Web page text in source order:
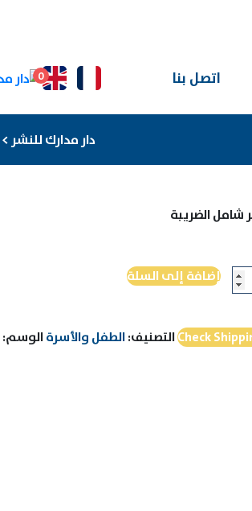
اتصل بنا 0
دار مدارك للنشر >
شامل الضريبة
إضافة إلى السلة
Checkالتصنيف:الطفل والأسرة الوسم: